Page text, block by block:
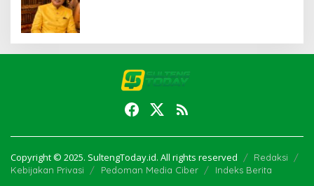
Copyright © 2025. SultengToday.id. All rights reserved
Redaksi
Kebijakan Privasi
Pedoman Media Ciber Indeks Berita